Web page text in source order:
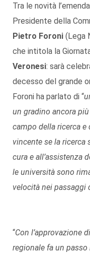
Tra le novità
Presidente della
Pietro Foroni (Lega
che intitola la
Veronesi: sarà
decesso del grande
Foroni ha parlato di “
un gradino ancora
campo della ricerca e
vincente se la ricerca
cura e all’assistenza
le università sono
velocità nei passaggi
“Con l’approvazione
regionale fa un